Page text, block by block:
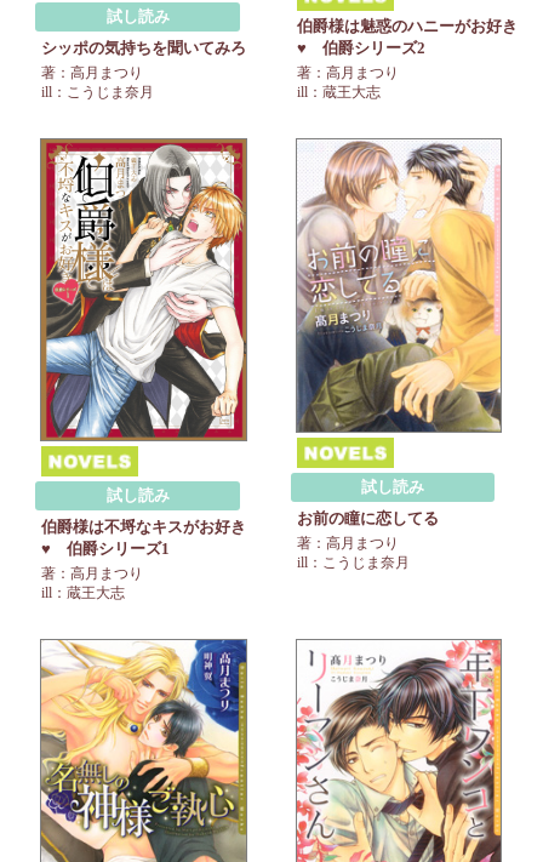
試し読み
シッポの気持ちを聞いてみろ
著：高月まつり
ill：こうじま奈月
伯爵様は魅惑のハニーがお好き
♥ 伯爵シリーズ2
著：高月まつり
ill：蔵王大志
試し読み
伯爵様は不埒なキスがお好き
♥ 伯爵シリーズ1
著：高月まつり
ill：蔵王大志
試し読み
お前の瞳に恋してる
著：高月まつり
ill：こうじま奈月